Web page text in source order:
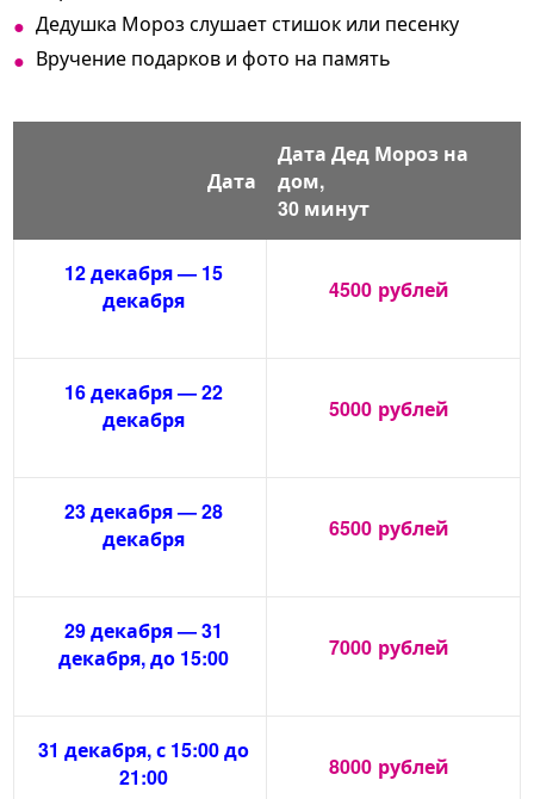
Дедушка Мороз слушает стишок или песенку
Вручение подарков и фото на память
Дата
Дата Дед Мороз на
дом,
30 минут
12 декабря — 15
декабря
4500 рублей
16 декабря — 22
декабря
5000 рублей
23 декабря — 28
декабря
6500 рублей
29 декабря — 31
декабря, до 15:00
7000 рублей
31 декабря, с 15:00 до
21:00
8000 рублей